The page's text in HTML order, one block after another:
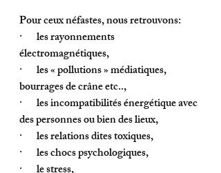
Pour ceux néfastes, nous retrouvons:
·       les rayonnements
électromagnétiques,
·       les « pollutions » médiatiques,
bourrages de crâne etc..,
·       les incompatibilités énergétique avec
des personnes ou bien des lieux,
·       les relations dites toxiques,
·       les chocs psychologiques,